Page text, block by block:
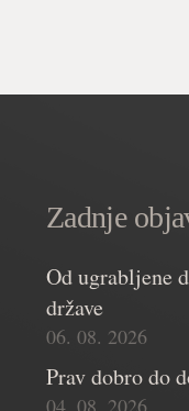
Zadnje
Od ugrabljene
države
06. 08. 2026
Prav dobro do
04. 08. 2026